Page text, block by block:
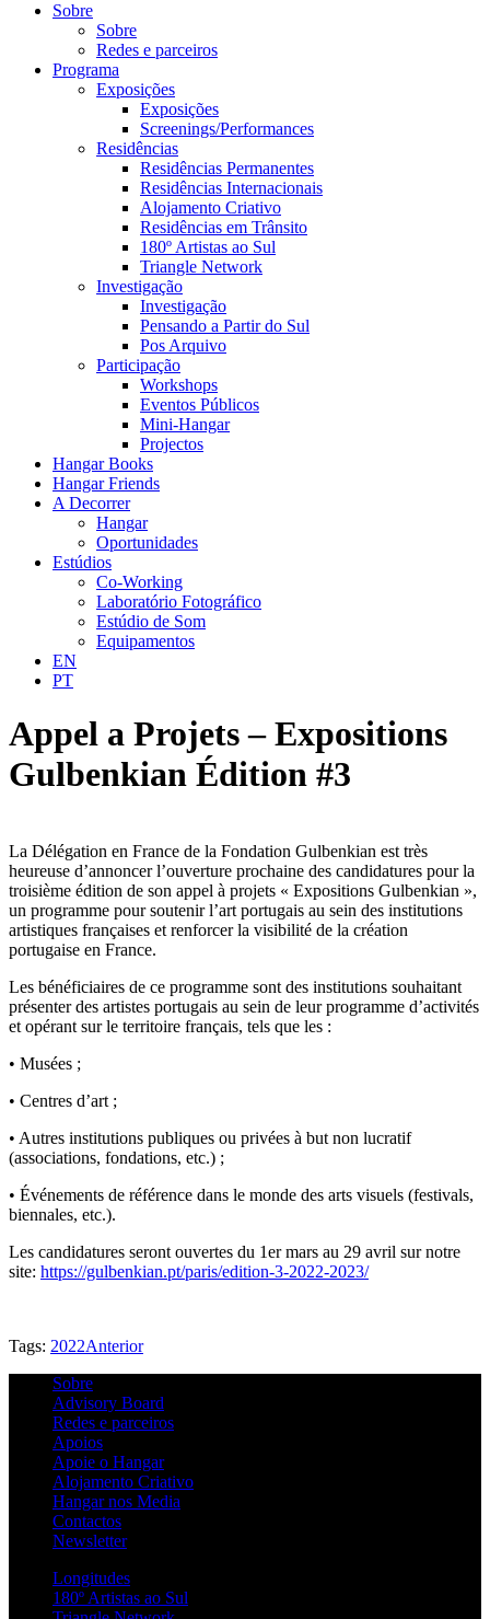
Sobre
Sobre
Redes e parceiros
Programa
Exposições
Exposições
Screenings/Performances
Residências
Residências Permanentes
Residências Internacionais
Alojamento Criativo
Residências em Trânsito
180º Artistas ao Sul
Triangle Network
Investigação
Investigação
Pensando a Partir do Sul
Pos Arquivo
Participação
Workshops
Eventos Públicos
Mini-Hangar
Projectos
Hangar Books
Hangar Friends
A Decorrer
Hangar
Oportunidades
Estúdios
Co-Working
Laboratório Fotográfico
Estúdio de Som
Equipamentos
EN
PT
Appel a Projets – Expositions
Gulbenkian Édition #3
La Délégation en France de la Fondation Gulbenkian est très
heureuse d’annoncer l’ouverture prochaine des candidatures pour la
troisième édition de son appel à projets « Expositions Gulbenkian »,
un programme pour soutenir l’art portugais au sein des institutions
artistiques françaises et renforcer la visibilité de la création
portugaise en France.
Les bénéficiaires de ce programme sont des institutions souhaitant
présenter des artistes portugais au sein de leur programme d’activités
et opérant sur le territoire français, tels que les :
• Musées ;
• Centres d’art ;
• Autres institutions publiques ou privées à but non lucratif
(associations, fondations, etc.) ;
• Événements de référence dans le monde des arts visuels (festivals,
biennales, etc.).
Les candidatures seront ouvertes du 1er mars au 29 avril sur notre
site: https://gulbenkian.pt/paris/edition-3-2022-2023/
Tags: 2022Anterior
Sobre
Advisory Board
Redes e parceiros
Apoios
Apoie o Hangar
Alojamento Criativo
Hangar nos Media
Contactos
Newsletter
Longitudes
180º Artistas ao Sul